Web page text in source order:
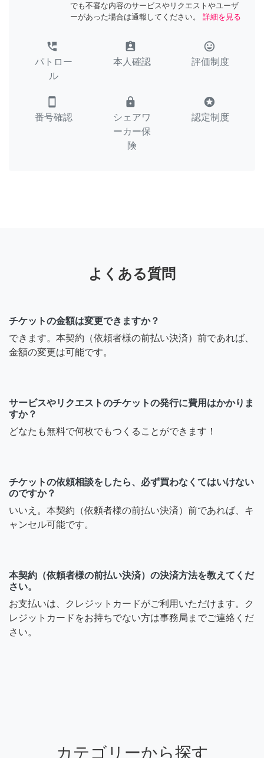
でも不審な内容のサービスやリクエストやユーザ
ーがあった場合は通報してください。
詳細を見る
perm_phone_msg
パトロー
ル
assignment_ind
本人確認
tag_faces
評価制度
smartphone
番号確認
lock
シェアワ
ーカー保
険
stars
認定制度
よくある質問
チケットの金額は変更できますか？
できます。本契約（依頼者様の前払い決済）前であれば、
金額の変更は可能です。
サービスやリクエストのチケットの発行に費用はかかりま
すか？
どなたも無料で何枚でもつくることができます！
チケットの依頼相談をしたら、必ず買わなくてはいけない
のですか？
いいえ。本契約（依頼者様の前払い決済）前であれば、キ
ャンセル可能です。
本契約（依頼者様の前払い決済）の決済方法を教えてくだ
さい。
お支払いは、クレジットカードがご利用いただけます。ク
レジットカードをお持ちでない方は事務局までご連絡くだ
さい。
カテゴリーから探す